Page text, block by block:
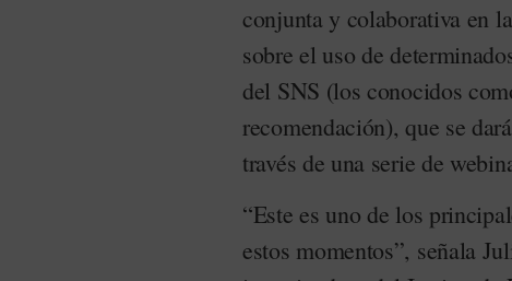
conjunta y colaborativa en
sobre el uso de
del SNS (los conocidos
recomendación), que se
través de una serie de
“Este es uno de los
estos momentos”, señala